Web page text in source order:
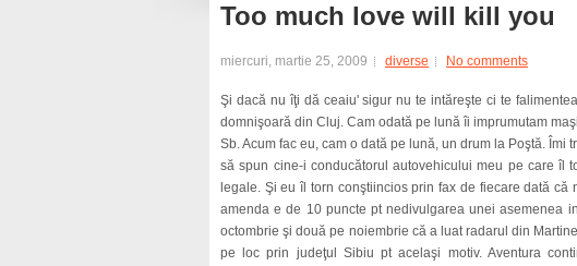
Too much love will kill you
miercuri, martie 25, 2009 diverse No comments
Şi dacă nu îţi dă ceaiu' sigur nu te intăreşte ci te
domnişoară din Cluj. Cam odată pe lună îi imprumutam
Sb. Acum fac eu, cam o dată pe lună, un drum la Poştă.
să spun cine-i conducătorul autovehicului meu pe care îl
legale. Şi eu îl torn conştiincios prin fax de fiecare dată
amenda e de 10 puncte pt nedivulgarea unei asemenea
octombrie şi două pe noiembrie că a luat radarul din
pe loc prin judeţul Sibiu pt acelaşi motiv. Aventura